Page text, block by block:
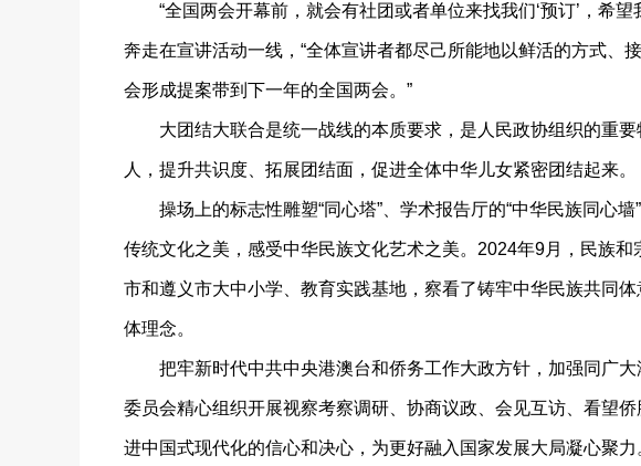
“全国两会开幕前，就会有社团或者单位来找我们‘预订’，希望
奔走在宣讲活动一线，“全体宣讲者都尽己所能地以鲜活的方式
会形成提案带到下一年的全国两会。”
大团结大联合是统一战线的本质要求，是人民政协组织的重要
人，提升共识度、拓展团结面，促进全体中华儿女紧密团结起来。
操场上的标志性雕塑“同心塔”、学术报告厅的“中华民族同心
传统文化之美，感受中华民族文化艺术之美。2024年9月，民族
市和遵义市大中小学、教育实践基地，察看了铸牢中华民族共同
体理念。
把牢新时代中共中央港澳台和侨务工作大政方针，加强同广大
委员会精心组织开展视察考察调研、协商议政、会见互访、看望
进中国式现代化的信心和决心，为更好融入国家发展大局凝心聚力